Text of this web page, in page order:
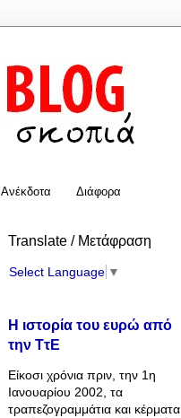
Ανέκδοτα Διάφορα
Translate / Μετάφραση
Select Language ▼
Η ιστορία του ευρώ από
την ΤτΕ
Είκοσι χρόνια πριν, την 1η
Ιανουαρίου 2002, τα
τραπεζογραμμάτια και κέρματα